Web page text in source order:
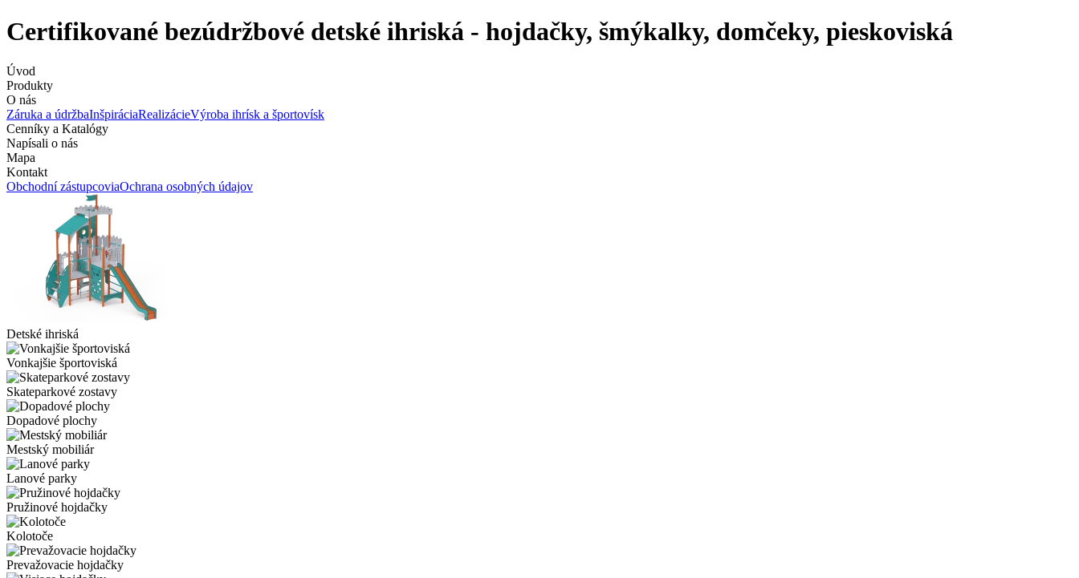
Certifikované bezúdržbové detské ihriská - hojdačky, šmýkalky, domčeky, pieskoviská
Úvod
Produkty
O nás
Záruka a údržbaInšpiráciaRealizácieVýroba ihrísk a športovísk
Cenníky a Katalógy
Napísali o nás
Mapa
Kontakt
Obchodní zástupcoviaOchrana osobných údajov
Detské ihriská
Vonkajšie športoviská
Skateparkové zostavy
Dopadové plochy
Mestský mobiliár
Lanové parky
Pružinové hojdačky
Kolotoče
Prevažovacie hojdačky